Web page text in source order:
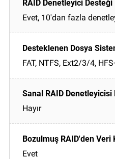
Evet, 10'dan fazla
FAT, NTFS, Ext2/3/4,
Hayır
Evet